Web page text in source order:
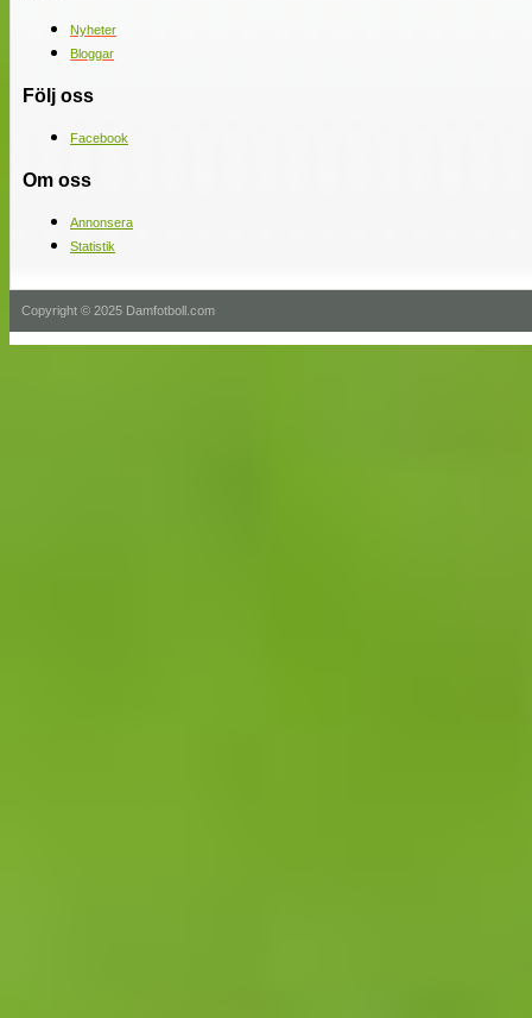
Nyheter
Bloggar
Följ oss
Facebook
Om oss
Annonsera
Statistik
Copyright © 2025 Damfotboll.com